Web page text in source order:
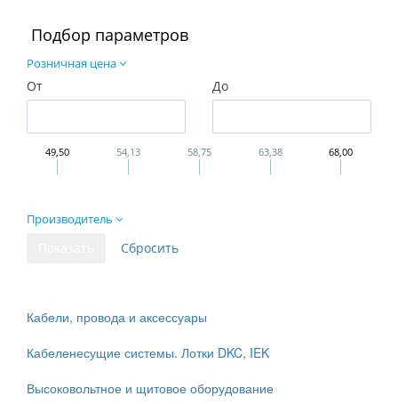
Подбор параметров
Розничная цена
От До
49,50 54,13 58,75 63,38 68,00
Производитель
Кабели, провода и аксессуары
Кабеленесущие системы. Лотки DKC, IEK
Высоковольтное и щитовое оборудование